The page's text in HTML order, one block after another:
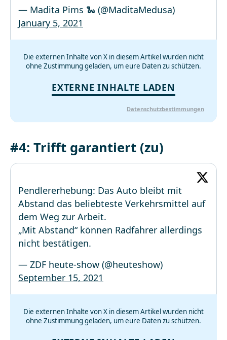
— Madita Pims 🐍 (@MaditaMedusa)
January 5, 2021
Die externen Inhalte von X in diesem Artikel wurden nicht
ohne Zustimmung geladen, um eure Daten zu schützen.
EXTERNE INHALTE LADEN
Datenschutzbestimmungen
#4: Trifft garantiert (zu)
Pendlererhebung: Das Auto bleibt mit
Abstand das beliebteste Verkehrsmittel auf
dem Weg zur Arbeit.
„Mit Abstand“ können Radfahrer allerdings
nicht bestätigen.
— ZDF heute-show (@heuteshow)
September 15, 2021
Die externen Inhalte von X in diesem Artikel wurden nicht
ohne Zustimmung geladen, um eure Daten zu schützen.